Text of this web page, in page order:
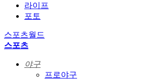
라이프
포토
스포츠월드
스포츠
야구
프로야구